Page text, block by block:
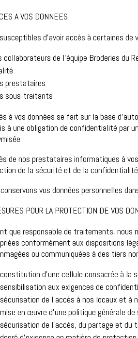
A VOS DONNEES
d’avoir accès à certaines de
collaborateurs de l’équipe Broderies
prestataires
sous-traitants
à vos données se fait sur la base
à une obligation de confidentialité par
de nos prestataires informatiques à
de la sécurité et de la confidentialité
vos données personnelles
POUR LA PROTECTION DE VOS
que responsable de traitements, nous
conformément aux dispositions
ou communiquées à des tiers
d’une cellule consacrée à la
aux exigences de
de l’accès à nos locaux et
en œuvre d’une politique générale
de l’accès, du partage et du